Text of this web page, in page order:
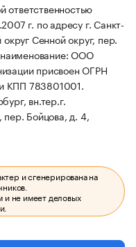
ответственностью
г. по адресу г. Санкт-
Сенной округ, пер.
ООО
присвоен ОГРН
КПП 783801001.
вн.тер.г.
пер. Бойцова, д. 4,
и сгенерирована на
и не имеет деловых